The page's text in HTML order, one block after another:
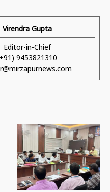
Virendra Gupta
Editor-in-Chief
9453821310